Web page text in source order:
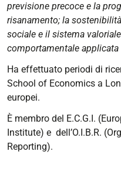
previsione precoce e la
risanamento; la
sociale e il sistema
comportamentale
Ha effettuato periodi di
School of Economics a
europei.
È membro del E.C.G.I.
Institute) e dell’O.I.B.R.
Reporting).